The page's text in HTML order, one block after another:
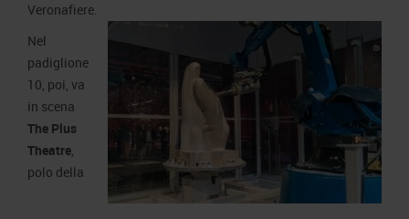
Veronafiere.
Nel
padiglione
10, poi, va
in scena
The Plus
Theatre,
polo della